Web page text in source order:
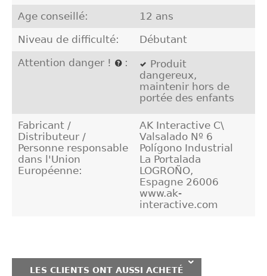
Age conseillé: 12 ans
Niveau de difficulté: Débutant
Attention danger ! :
Produit
dangereux,
maintenir hors de
portée des enfants
Fabricant /
Distributeur /
Personne responsable
dans l'Union
Européenne:
AK Interactive C\
Valsalado Nº 6
Polígono Industrial
La Portalada
LOGROÑO,
Espagne 26006
www.ak-
interactive.com
LES CLIENTS ONT AUSSI ACHETÉ